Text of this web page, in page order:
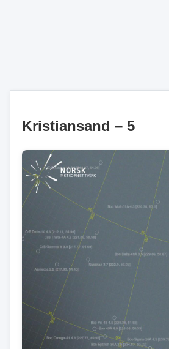
Kristiansand – 5